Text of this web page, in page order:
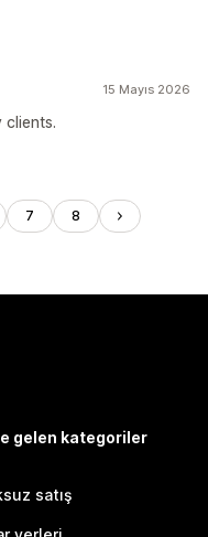
15 Mayıs 2026
clients.
7 8
gelen kategoriler
satış